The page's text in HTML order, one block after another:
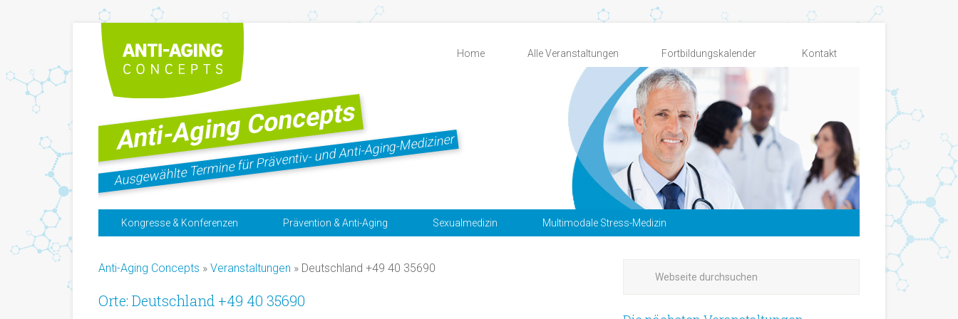
Kontakt
Fortbildungskalender
Alle Veranstaltungen
Home
Anti-Aging Concepts
Ausgewählte Termine für Präventiv- und Anti-Aging-Mediziner
Kongresse & Konferenzen Prävention & Anti-Aging Sexualmedizin Multimodale Stress-Medizin
Anti-Aging Concepts » Veranstaltungen » Deutschland +49 40 35690
Orte: Deutschland +49 40 35690